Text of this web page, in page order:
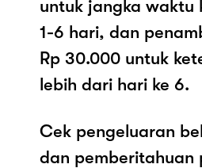
untuk jangka waktu
1-6 hari, dan
Rp 30.000 untuk
lebih dari hari ke 6.
Cek pengeluaran
dan pemberitahuan